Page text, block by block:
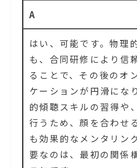
A
はい、可能です。物理
も、合同研修により信
ることで、その後のオ
ケーションが円滑にな
的傾聴スキルの習得や
行うため、顔を合わせ
も効果的なメンタリン
要なのは、最初の関係